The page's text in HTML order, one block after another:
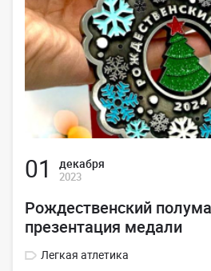
01 декабря
2023
Рождественский
презентация медали
Легкая атлетика